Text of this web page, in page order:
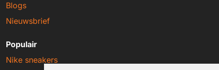
Blogs
Nieuwsbrief
Populair
Nike sneakers